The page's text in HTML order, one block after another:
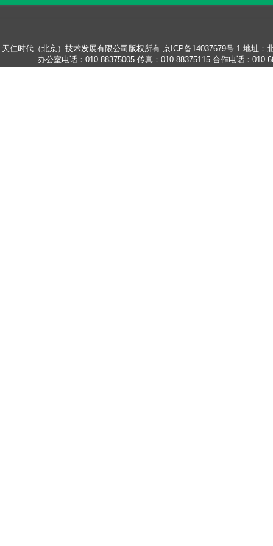
天仁时代（北京）技术发展有限公司版权所有 京ICP备14037679号-1 地址：
办公室电话：010-88375005 传真：010-88375115 合作电话：010-